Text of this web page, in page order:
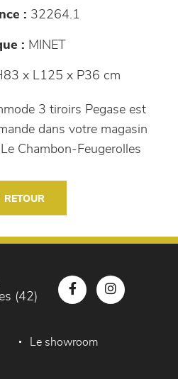
: 32264.1
: MINET
x L125 x P36 cm
3 tiroirs Pegase est
dans votre magasin
Chambon-Feugerolles
RETOUR
(42)
Le showroom